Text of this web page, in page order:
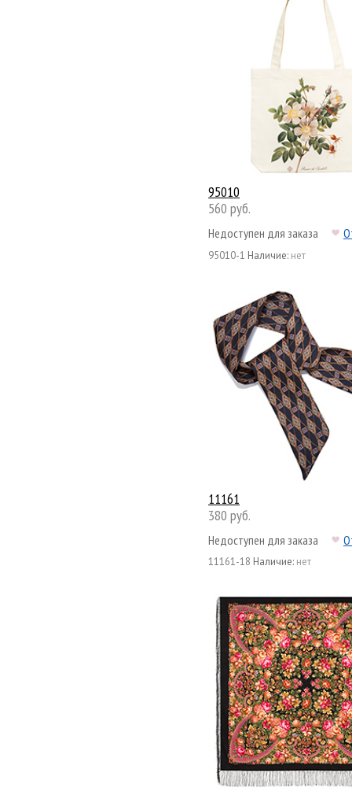
95010
560 руб.
Недоступен для заказа
95010-1 Наличие: нет
11161
380 руб.
Недоступен для заказа
11161-18 Наличие: нет